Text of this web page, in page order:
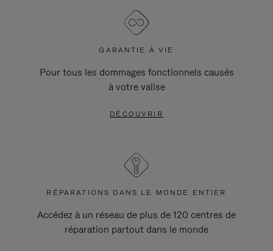
GARANTIE À VIE
Pour tous les dommages fonctionnels causés
à votre valise
DÉCOUVRIR
RÉPARATIONS DANS LE MONDE ENTIER
Accédez à un réseau de plus de 120 centres de
réparation partout dans le monde